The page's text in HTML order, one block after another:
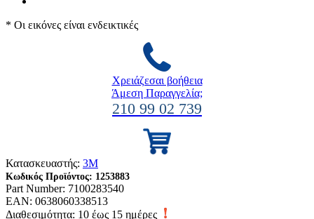
* Οι εικόνες είναι ενδεικτικές
Χρειάζεσαι βοήθεια
Άμεση Παραγγελία;
210 99 02 739
Κατασκευαστής: 3M
Κωδικός Προϊόντος: 1253883
Part Number: 7100283540
EAN: 0638060338513
Διαθεσιμότητα: 10 έως 15 ημέρες